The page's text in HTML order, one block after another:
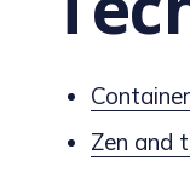
Zen and